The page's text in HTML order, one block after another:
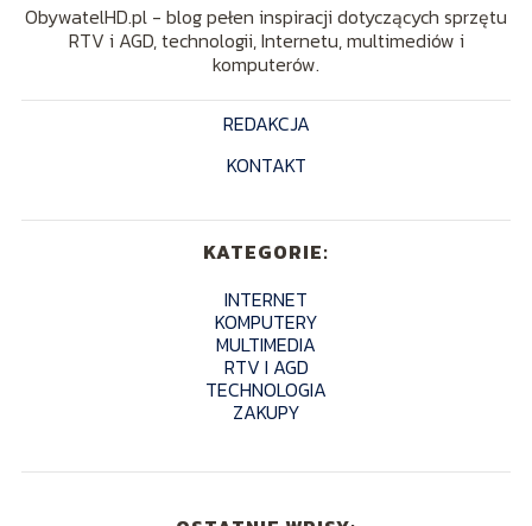
ObywatelHD.pl - blog pełen inspiracji dotyczących sprzętu
RTV i AGD, technologii, Internetu, multimediów i
komputerów.
REDAKCJA
KONTAKT
KATEGORIE:
INTERNET
KOMPUTERY
MULTIMEDIA
RTV I AGD
TECHNOLOGIA
ZAKUPY